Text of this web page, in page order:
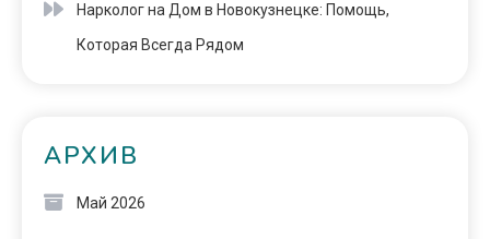
Нарколог на Дом в Новокузнецке: Помощь,
Которая Всегда Рядом
АРХИВ
Май 2026